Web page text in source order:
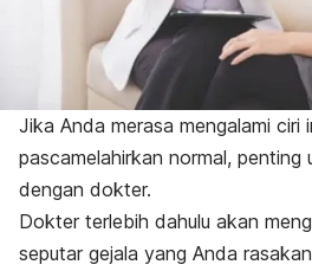
Jika Anda merasa mengalami ciri
pascamelahirkan normal, penting
dengan dokter.
Dokter terlebih dahulu akan
seputar gejala yang Anda